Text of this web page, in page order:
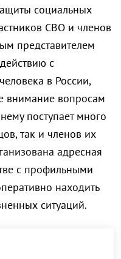
социальных
СВО и членов
представителем
с
в России,
внимание вопросам
поступает много
так и членов их
адресная
с профильными
находить
ситуаций.